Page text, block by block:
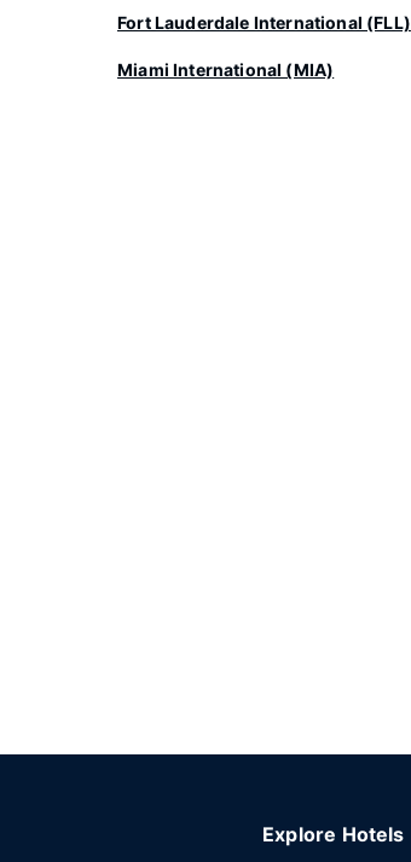
Fort Lauderdale International (FLL)
Miami International (MIA)
Explore Hotels